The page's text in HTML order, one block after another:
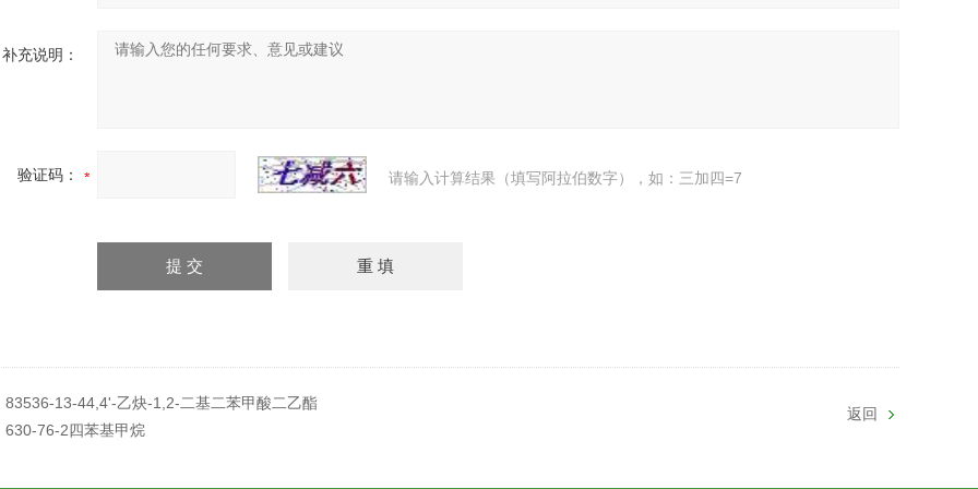
补充说明：
验证码： 请输入计算结果（填写阿拉伯数字），如：三加四=7
83536-13-44,4'-乙炔-1,2-二基二苯甲酸二乙酯
630-76-2四苯基甲烷
返回